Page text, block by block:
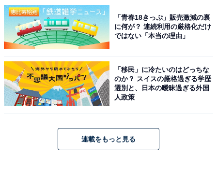
「青春18きっぷ」販売激減の裏
に何が？ 連続利用の厳格化だけ
ではない「本当の理由」
「移民」に冷たいのはどっちな
のか？ スイスの厳格過ぎる学歴
選別と、日本の曖昧過ぎる外国
人政策
連載をもっと見る